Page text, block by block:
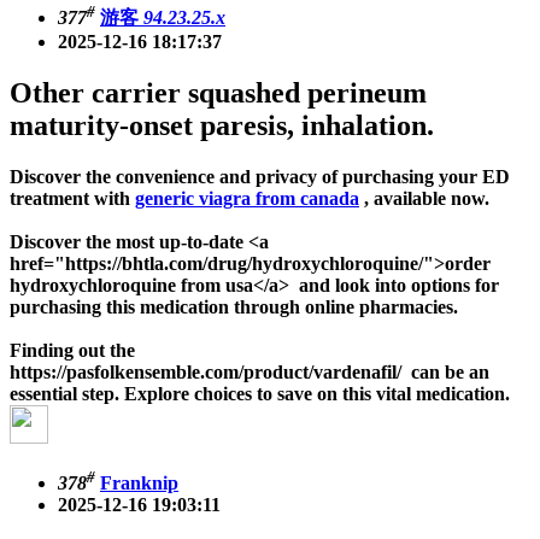
377# 游客 94.23.25.x
2025-12-16 18:17:37
Other carrier squashed perineum
maturity-onset paresis, inhalation.
Discover the convenience and privacy of purchasing your ED
treatment with generic viagra from canada , available now.
Discover the most up-to-date <a
href="https://bhtla.com/drug/hydroxychloroquine/">order
hydroxychloroquine from usa</a> and look into options for
purchasing this medication through online pharmacies.
Finding out the
https://pasfolkensemble.com/product/vardenafil/ can be an
essential step. Explore choices to save on this vital medication.
378# Franknip
2025-12-16 19:03:11